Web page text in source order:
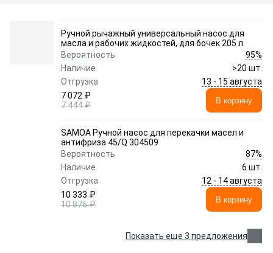
Ручной рычажный универсальный насос для
масла и рабочих жидкостей, для бочек 205 л
Вероятность
95%
Наличие
>20 шт.
Отгрузка
13 - 15 августа
7 072 ₽
7 444 ₽
В корзину
SAMOA Ручной насос для перекачки масел и
антифриза 45/Q 304509
Вероятность
87%
Наличие
6 шт.
Отгрузка
12 - 14 августа
10 333 ₽
10 876 ₽
В корзину
Показать еще 3 предложения